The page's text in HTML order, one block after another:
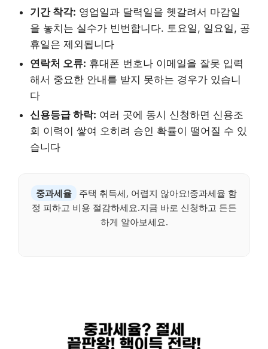
기간 착각: 영업일과 달력일을 헷갈려서 마감일
을 놓치는 실수가 빈번합니다. 토요일, 일요일, 공
휴일은 제외됩니다
연락처 오류: 휴대폰 번호나 이메일을 잘못 입력
해서 중요한 안내를 받지 못하는 경우가 있습니
다
신용등급 하락: 여러 곳에 동시 신청하면 신용조
회 이력이 쌓여 오히려 승인 확률이 떨어질 수 있
습니다
중과세율
주택 취득세, 어렵지 않아요!중과세율 함
정 피하고 비용 절감하세요.지금 바로 신청하고 든든
하게 알아보세요.